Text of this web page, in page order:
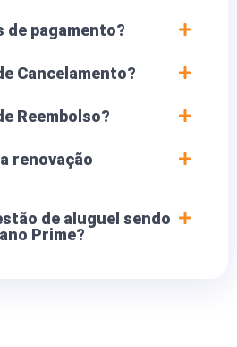
de pagamento?
Cancelamento?
Reembolso?
renovação
de aluguel sendo
Prime?